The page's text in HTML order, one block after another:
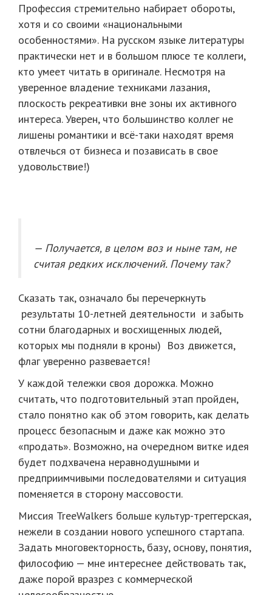
Профессия стремительно набирает обороты,
хотя и со своими «национальными
особенностями». На русском языке литературы
практически нет и в большом плюсе те коллеги,
кто умеет читать в оригинале. Несмотря на
уверенное владение техниками лазания,
плоскость рекреативки вне зоны их активного
интереса. Уверен, что большинство коллег не
лишены романтики и всё-таки находят время
отвлечься от бизнеса и позависать в свое
удовольствие!)
— Получается, в целом воз и ныне там, не
считая редких исключений. Почему так?
Сказать так, означало бы перечеркнуть
результаты 10-летней деятельности и забыть
сотни благодарных и восхищенных людей,
которых мы подняли в кроны) Воз движется,
флаг уверенно развевается!
У каждой тележки своя дорожка. Можно
считать, что подготовительный этап пройден,
стало понятно как об этом говорить, как делать
процесс безопасным и даже как можно это
«продать». Возможно, на очередном витке идея
будет подхвачена неравнодушными и
предприимчивыми последователями и ситуация
поменяется в сторону массовости.
Миссия TreeWalkers больше культур-треггерская,
нежели в создании нового успешного стартапа.
Задать многовекторность, базу, основу, понятия,
философию — мне интереснее действовать так,
даже порой вразрез с коммерческой